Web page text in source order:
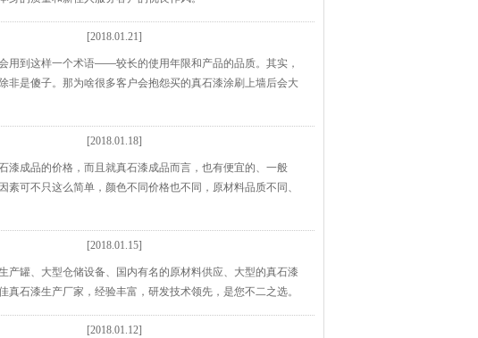
[2018.01.21]
用到这样一个术语——较长的使用年限和产品的品质。其实，
非是傻子。那为啥很多客户会抱怨买的真石漆涂刷上墙后会大
[2018.01.18]
漆成品的价格，而且就真石漆成品而言，也有便宜的、一般
可不只这么简单，颜色不同价格也不同，原材料品质不同、
[2018.01.15]
罐、大型仓储设备、国内有名的原材料供应、大型的真石漆
石漆生产厂家，经验丰富，研发技术领先，是您不二之选。
[2018.01.12]